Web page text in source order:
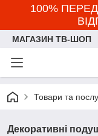
100%
МАГАЗИН ТВ-ШОП
Товари та
Декоративні